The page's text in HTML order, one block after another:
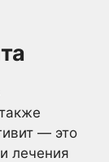
— это
лечения